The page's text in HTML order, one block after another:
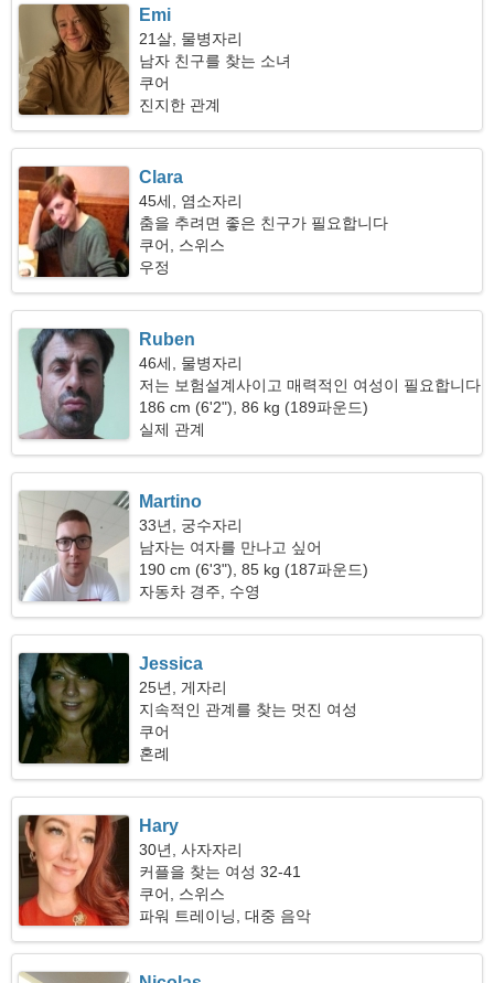
Emi
21살, 물병자리
남자 친구를 찾는 소녀
쿠어
진지한 관계
Clara
45세, 염소자리
춤을 추려면 좋은 친구가 필요합니다
쿠어, 스위스
우정
Ruben
46세, 물병자리
저는 보험설계사이고 매력적인 여성이 필요합니다
186 cm (6'2"), 86 kg (189파운드)
실제 관계
Martino
33년, 궁수자리
남자는 여자를 만나고 싶어
190 cm (6'3"), 85 kg (187파운드)
자동차 경주, 수영
Jessica
25년, 게자리
지속적인 관계를 찾는 멋진 여성
쿠어
혼례
Hary
30년, 사자자리
커플을 찾는 여성 32-41
쿠어, 스위스
파워 트레이닝, 대중 음악